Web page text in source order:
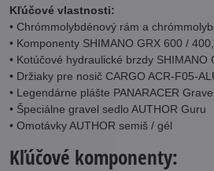
Kľúčové vlastnosti:
• Chrómmolybdénový rám a
• Komponenty SHIMANO GRX 600 /
• Kotúčové hydraulické brzdy SHIMANO
• Držiaky pre nosič CARGO ACR-F05-
• Legendárne plášte PANARACER
• Špeciálne gravel sedlo AUTHOR Guru
• Omotávky AUTHOR semiš / gél
Kľúčové komponenty: